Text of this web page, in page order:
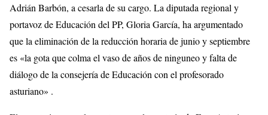
Adrián Barbón, a cesarla de su cargo. La diputada regional y
portavoz de Educación del PP, Gloria García, ha argumentado
que la eliminación de la reducción horaria de junio y septiembre
es «la gota que colma el vaso de años de ninguneo y falta de
diálogo de la consejería de Educación con el profesorado
asturiano» .